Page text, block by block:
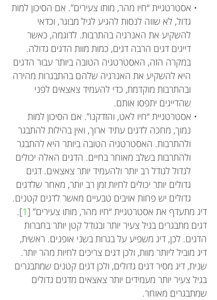
• אסטרטגיית “חיו מהר, מותו צעירים”. אם הסיכון למות
גדול, לא שווה לנסות להגיע לגיל מבוגר, וכדאי
להשקיע את האנרגיה בהתרבות. לדוגמה, כאשר
דייגים דגים הרבה דגים, כמות מוות הדגים גדולה.
במקרה הזה, האסטרטגיה הטובה ביותר עבור הדגים
היא להשקיע את האנרגיה שלהם בהתבגרות מהירה
ובהתרבות מוקדמת, כדי להעמיד צאצאים לפני
שהדייגים יתפסו אותם.
• אסטרטגיית “חיו לאט, והזדקנו”. אם הסיכון למות
נמוך, מחכה לדגים עתיד ארוך, ואין בהילות להתבגר
ולהתרבות. האסטרטגיה הטובה ביותר היא להתבגר
ולהתרבות בשלב מאוחר בחיים. הדגים האלה יכולים
לגדול לגודל רב יותר ולהעמיד יותר צאצאים. דגים
גדולים יותר יכולים לחיות זמן רב יותר, מאחר שלדגים
גדולים יש פחות אויבים טבעיים מאשר לדגים קטנים.
דיג מתעדף את אסטרטגיית “חיו מהר, מותו צעירים” [1
].
דגים מתבגרים בגיל צעיר יותר ובגודל קטן יותר בחברות
הדגים. לכן, דיג משפיע על בגרות בשני אופנים. ראשית,
דיג מוביל ליותר מוות, ולכן דגים צריכים לחיות מהר יותר.
שנית, דיג מסיר דגים גדולים, ולכן דגים קטנים שמתבגרים
בגיל צעיר יותר מעמידים יותר צאצאים מדגים גדולים
שמתבגרים מאוחר.